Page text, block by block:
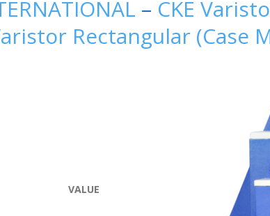
– CKE
Rectangular (Case
VALUE